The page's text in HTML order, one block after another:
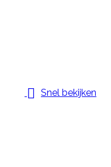
 Snel bekijken